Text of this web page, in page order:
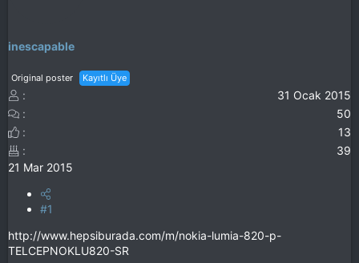
inescapable
Original poster Kayıtlı Üye
31 Ocak 2015
50
13
39
21 Mar 2015
#1
http://www.hepsiburada.com/m/nokia-lumia-820-p-
TELCEPNOKLU820-SR